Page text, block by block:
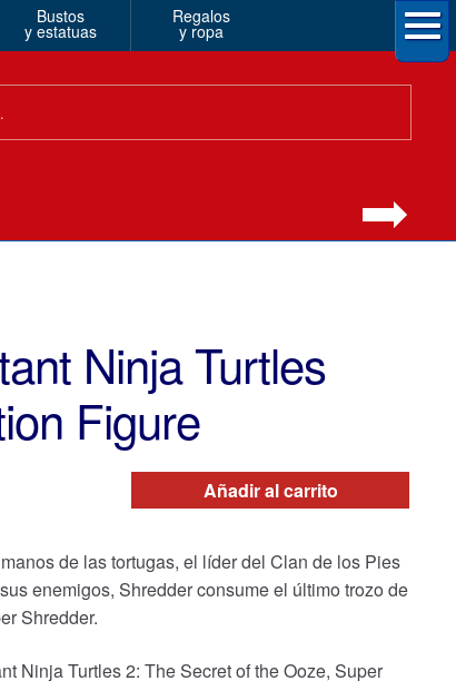
Bustos
y estatuas
Regalos
y ropa
Ninja Turtles
Figure
Añadir al carrito
de las tortugas, el líder del Clan de los Pies
enemigos, Shredder consume el último trozo de
Shredder.
Ninja Turtles 2: The Secret of the Ooze, Super